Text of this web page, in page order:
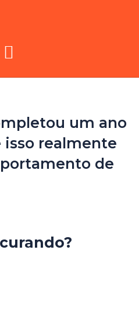
um ano
isso realmente
de